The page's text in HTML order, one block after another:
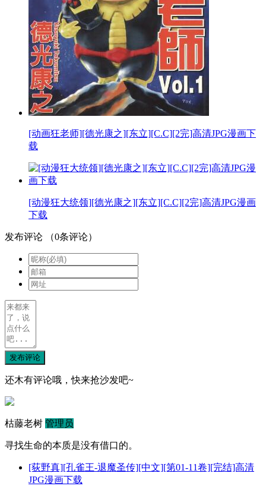
[动画狂老师][德光康之][东立][C.C][2完]高清JPG漫画下
载
[动漫狂大统领][德光康之][东立][C.C][2完]高清JPG漫画
下载
发布评论 （0条评论）
发布评论
还木有评论哦，快来抢沙发吧~
枯藤老树 管理员
寻找生命的本质是没有借口的。
[荻野真][孔雀王-退魔圣传][中文][第01-11卷][完结]高清
JPG漫画下载